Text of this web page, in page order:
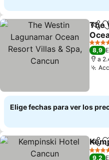
The
Spa,
4
8,9
a
Elige fechas para ver los
5
9,2